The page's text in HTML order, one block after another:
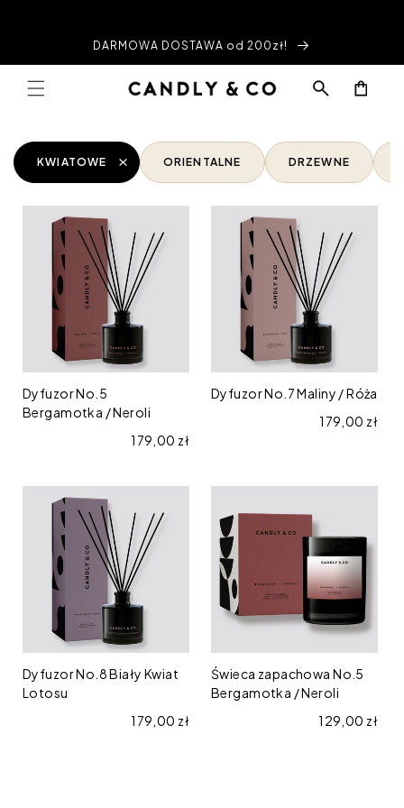
DARMOWA DOSTAWA od 200zł!
Koszyk
KWIATOWE ORIENTALNE DRZEWNE
Dyfuzor
Bergamotka
Neroli
Dyfuzor No.5
Bergamotka / Neroli
Cena regularna
179,00 zł
Dyfuzor
Maliny
Róża
Dyfuzor No.7 Maliny / Róża
Cena
179,00 zł
Dyfuzor
Kwiat
Lotosu
Dyfuzor No.8 Biały Kwiat
Lotosu
Cena regularna
179,00 zł
zapachowa
No.5
Bergamotka
Neroli
Świeca zapachowa No.5
Bergamotka / Neroli
Cena
129,00 zł